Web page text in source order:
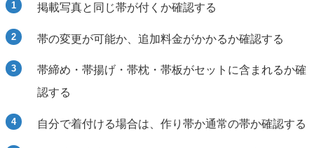
掲載写真と同じ帯が付くか確認する
帯の変更が可能か、追加料金がかかるか確認する
帯締め・帯揚げ・帯枕・帯板がセットに含まれるか確
認する
自分で着付ける場合は、作り帯か通常の帯か確認する